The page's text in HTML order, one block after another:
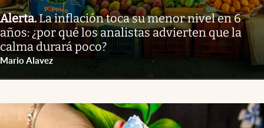
Alerta.La inflación toca su menor nivel en 6
años: ¿por qué los analistas advierten que la
calma durará poco?
Mario Alavez